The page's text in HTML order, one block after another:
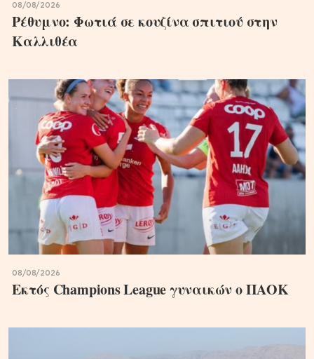
08/08/2026
Ρέθυμνο: Φωτιά σε κουζίνα σπιτιού στην
Καλλιθέα
08/08/2026
Εκτός Champions League γυναικών ο ΠΑΟΚ